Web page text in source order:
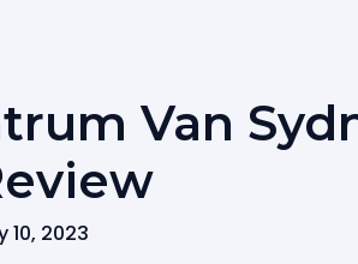
Van
10, 2023